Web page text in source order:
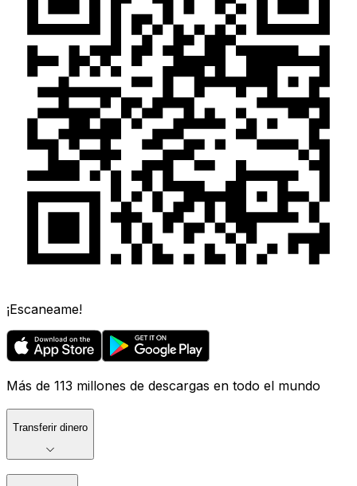
¡Escaneame!
Más de 113 millones de descargas en todo el mundo
Transferir dinero